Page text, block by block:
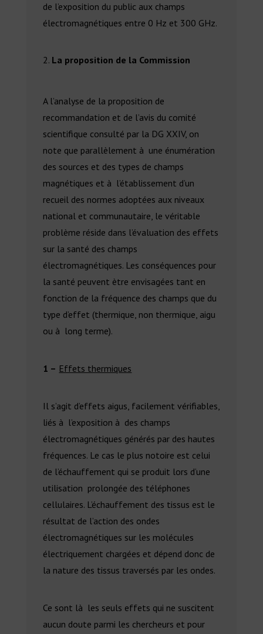
de l’exposition du public aux champs
électromagnétiques entre 0 Hz et 300 GHz.
La proposition de la Commission
A l’analyse de la proposition de
recommandation et de l’avis du comité
scientifique consulté par la DG XXIV, on
note que parallèlement à une énumération
des sources et des types de champs
magnétiques et à l’établissement d’un
recueil des normes adoptées aux niveaux
national et communautaire, le véritable
problème réside dans l’évaluation des effets
sur la santé des champs
électromagnétiques. Les conséquences pour
la santé peuvent ètre envisagées tant en
fonction de la fréquence des champs que du
type d’effet (thermique, non thermique, aigu
ou à long terme).
1 – Effets thermiques
Il s’agit d’effets aigus, facilement vérifiables,
liés à l’exposition à des champs
électromagnétiques générés par des hautes
fréquences. Le cas le plus notoire est celui
de l’échauffement qui se produit lors d’une
utilisation prolongée des téléphones
cellulaires. L’échauffement des tissus est le
résultat de l’action des ondes
électromagnétiques sur les molécules
électriquement chargées et dépend donc de
la nature des tissus traversés par les ondes.
Ce sont là les seuls effets qui ne suscitent
aucun doute parmi les chercheurs et pour